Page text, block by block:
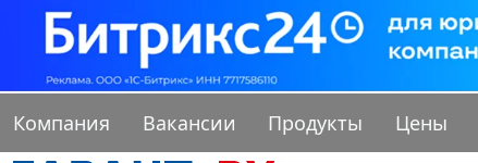
Компания Вакансии Продукты Цены